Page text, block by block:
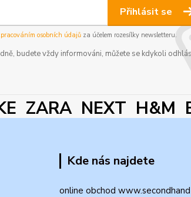
Přihlásit se
osobních údajůza účelem rozesílky newsletteru.
budete vždy informováni, můžete se kdykoli
ZARA NEXT H&M
Kde nás najdete
online obchod